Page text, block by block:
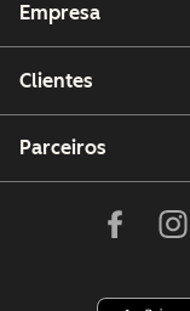
Empresa
Clientes
Parceiros